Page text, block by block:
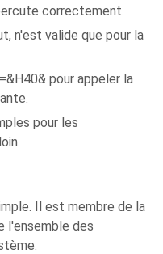
correctement.
n'est valide que pour la
pour appeler la
pour les
Il est membre de la
l'ensemble des